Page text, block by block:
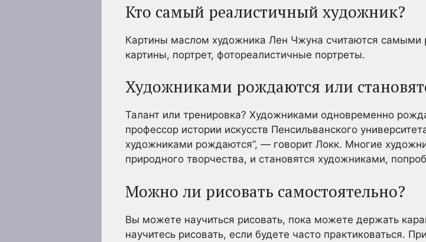
Кто самый реалистичный художник?
Картины маслом художника Лен Чжуна считаются
картины, портрет, фотореалистичные портреты.
Художниками рождаются или
Талант или тренировка? Художниками одновременно
профессор истории искусств Пенсильванского
художниками рождаются”, — говорит Локк. Многие
природного творчества, и становятся художниками,
Можно ли рисовать самостоятельно?
Вы можете научиться рисовать, пока можете держать
научитесь рисовать, если будете часто практиковаться.